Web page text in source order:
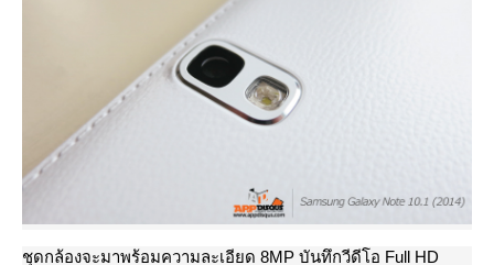
ชุดกล้องจะมาพร้อมความละเอียด 8MP บันทึกวีดีโอ Full HD